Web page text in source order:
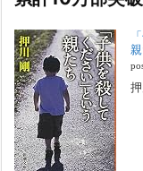
『「子供を殺してくだ
象者をテーマにした回
いました。こちらは、
す[...]
FBS福岡放送『目
2022年2月27日